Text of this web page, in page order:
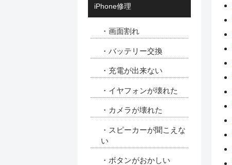
iPhone修理
・画面割れ
・バッテリー交換
・充電が出来ない
・イヤフォンが壊れた
・カメラが壊れた
・スピーカーが聞こえな
い
・ボタンがおかしい